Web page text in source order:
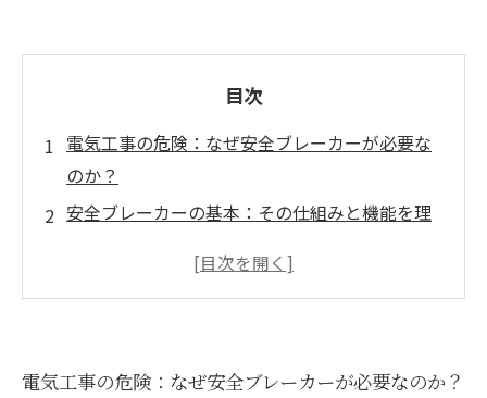
目次
電気工事の危険：なぜ安全ブレーカーが必要な
のか？
安全ブレーカーの基本：その仕組みと機能を理
過電流や短絡の危険性：あなたの生活を守る安
扱い
電気工事の危険：なぜ安全ブレーカーが必要なのか？